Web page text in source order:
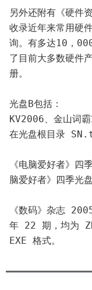
另外还附有《硬件
收录近年来常用硬
询。有多达10，
了目前大多数硬件
册。
光盘B包括：
KV2006、金山词
在光盘根目录
《电脑爱好者》四
脑爱好者》四季光
《数码》杂志
年 22 期，均为
EXE 格式。